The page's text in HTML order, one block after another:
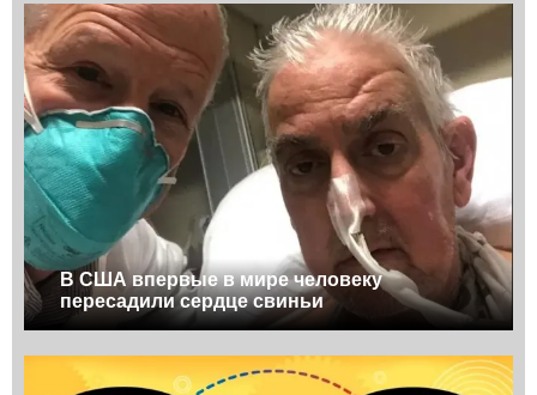
В США впервые в мире человеку
пересадили сердце свиньи